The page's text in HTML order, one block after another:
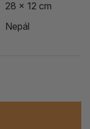
28 x 12 cm
Nepál